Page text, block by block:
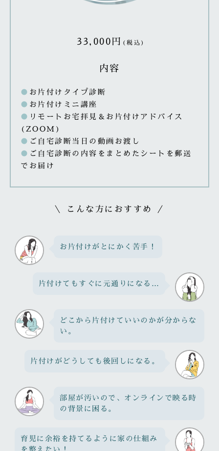
33,000円 (税込)
内容
● お片付けタイプ診断
● お片付けミニ講座
● リモートお宅拝見＆お片付けアドバイス
(ZOOM)
● ご自宅診断当日の動画お渡し
● ご自宅診断の内容をまとめたシートを郵送
でお届け
＼ こんな方におすすめ ／
お片付けがとにかく苦手！
片付けてもすぐに元通りになる…
どこから片付けていいのかが分からな
い。
片付けがどうしても後回しになる。
部屋が汚いので、オンラインで映る時
の背景に困る。
育児に余裕を持てるように家の仕組み